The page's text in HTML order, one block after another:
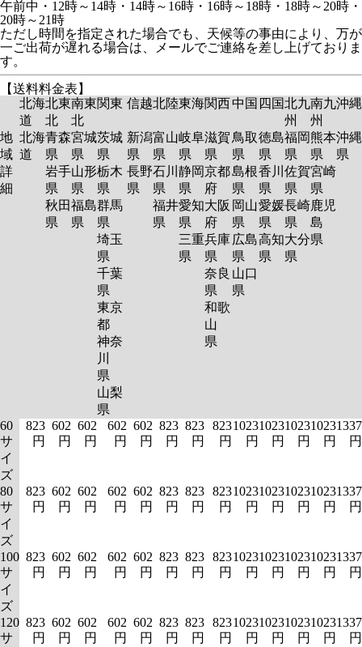
午前中・12時～14時・14時～16時・16時～18時・18時～20時・
20時～21時
ただし時間を指定された場合でも、天候等の事由により、万が
一ご出荷が遅れる場合は、メールでご連絡を差し上げておりま
す。
【送料料金表】
北海
道
北東
北
南東
北
関東 信越北陸東海関西中国 四国北九
州
南九
州
沖縄
地
域
詳
細
北海
道
青森
県
岩手
県
秋田
県
宮城
県
山形
県
福島
県
茨城
県
栃木
県
群馬
県
埼玉
県
千葉
県
東京
都
神奈
川
県
山梨
県
新潟
県
長野
県
富山
県
石川
県
福井
県
岐阜
県
静岡
県
愛知
県
三重
県
滋賀
県
京都
府
大阪
府
兵庫
県
奈良
県
和歌
山
県
鳥取
県
島根
県
岡山
県
広島
県
山口
県
徳島
県
香川
県
愛媛
県
高知
県
福岡
県
佐賀
県
長崎
県
大分
県
熊本
県
宮崎
県
鹿児
島
県
沖縄
県
60
サ
イ
ズ
823
円
602
円
602
円
602
円
602
円
823
円
823
円
823
円
1023
円
1023
円
1023
円
1023
円
1337
円
80
サ
イ
ズ
823
円
602
円
602
円
602
円
602
円
823
円
823
円
823
円
1023
円
1023
円
1023
円
1023
円
1337
円
100
サ
イ
ズ
823
円
602
円
602
円
602
円
602
円
823
円
823
円
823
円
1023
円
1023
円
1023
円
1023
円
1337
円
120
サ
823
円
602
円
602
円
602
円
602
円
823
円
823
円
823
円
1023
円
1023
円
1023
円
1023
円
1337
円